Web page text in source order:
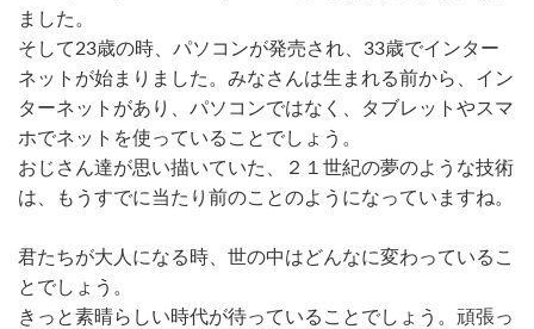
ました。
そして23歳の時、パソコンが発売され、33歳でインター
ネットが始まりました。みなさんは生まれる前から、イン
ターネットがあり、パソコンではなく、タブレットやスマ
ホでネットを使っていることでしょう。
おじさん達が思い描いていた、２１世紀の夢のような技術
は、もうすでに当たり前のことのようになっていますね。
君たちが大人になる時、世の中はどんなに変わっているこ
とでしょう。
きっと素晴らしい時代が待っていることでしょう。頑張っ